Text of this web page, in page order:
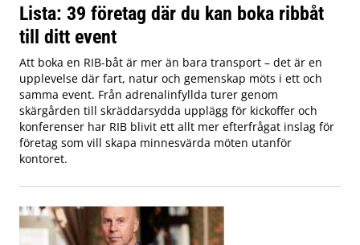
Lista: 39 företag där du kan boka ribbåt
till ditt event
Att boka en RIB-båt är mer än bara transport – det är en
upplevelse där fart, natur och gemenskap möts i ett och
samma event. Från adrenalinfyllda turer genom
skärgården till skräddarsydda upplägg för kickoffer och
konferenser har RIB blivit ett allt mer efterfrågat inslag för
företag som vill skapa minnesvärda möten utanför
kontoret.